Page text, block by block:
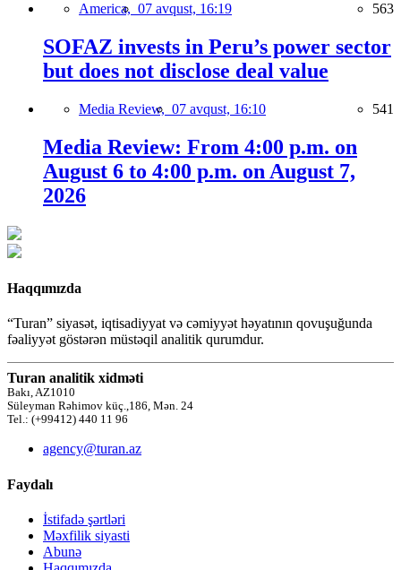
America, 07 avqust, 16:19 563
SOFAZ invests in Peru’s power sector
but does not disclose deal value
Media Review, 07 avqust, 16:10 541
Media Review: From 4:00 p.m. on
August 6 to 4:00 p.m. on August 7,
2026
Haqqımızda
“Turan” siyasət, iqtisadiyyat və cəmiyyət həyatının qovuşuğunda
fəaliyyət göstərən müstəqil analitik qurumdur.
Turan analitik xidməti
Bakı, AZ1010
Süleyman Rəhimov küç.,186, Mən. 24
Tel.: (+99412) 440 11 96
agency@turan.az
Faydalı
İstifadə şərtləri
Məxfilik siyasti
Abunə